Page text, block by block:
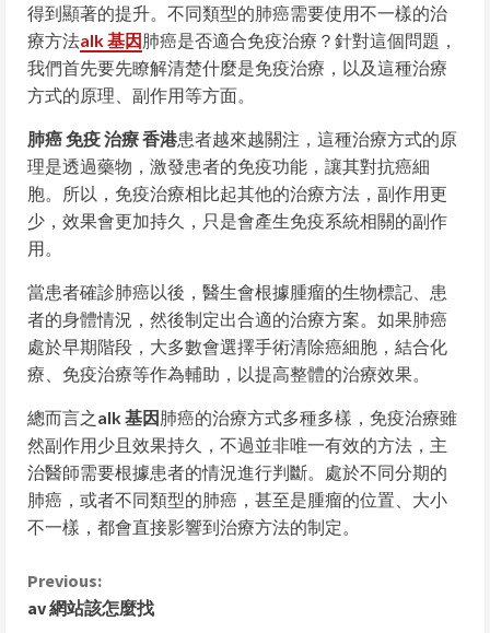
得到顯著的提升。不同類型的肺癌需要使用不一樣的治
療方法alk 基因肺癌是否適合免疫治療？針對這個問題，
我們首先要先瞭解清楚什麼是免疫治療，以及這種治療
方式的原理、副作用等方面。
肺癌 免疫 治療 香港患者越來越關注，這種治療方式的原
理是透過藥物，激發患者的免疫功能，讓其對抗癌細
胞。所以，免疫治療相比起其他的治療方法，副作用更
少，效果會更加持久，只是會產生免疫系統相關的副作
用。
當患者確診肺癌以後，醫生會根據腫瘤的生物標記、患
者的身體情況，然後制定出合適的治療方案。如果肺癌
處於早期階段，大多數會選擇手術清除癌細胞，結合化
療、免疫治療等作為輔助，以提高整體的治療效果。
總而言之alk 基因肺癌的治療方式多種多樣，免疫治療雖
然副作用少且效果持久，不過並非唯一有效的方法，主
治醫師需要根據患者的情況進行判斷。處於不同分期的
肺癌，或者不同類型的肺癌，甚至是腫瘤的位置、大小
不一樣，都會直接影響到治療方法的制定。
C
Previous:
av 網站該怎麼找